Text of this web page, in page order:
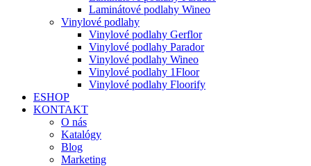
Laminátové podlahy Wineo
Vinylové podlahy
Vinylové podlahy Gerflor
Vinylové podlahy Parador
Vinylové podlahy Wineo
Vinylové podlahy 1Floor
Vinylové podlahy Floorify
ESHOP
KONTAKT
O nás
Katalógy
Blog
Marketing